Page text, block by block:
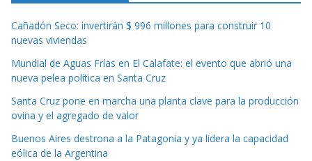
Cañadón Seco: invertirán $ 996 millones para construir 10
nuevas viviendas
Mundial de Aguas Frías en El Calafate: el evento que abrió una
nueva pelea política en Santa Cruz
Santa Cruz pone en marcha una planta clave para la producción
ovina y el agregado de valor
Buenos Aires destrona a la Patagonia y ya lidera la capacidad
eólica de la Argentina